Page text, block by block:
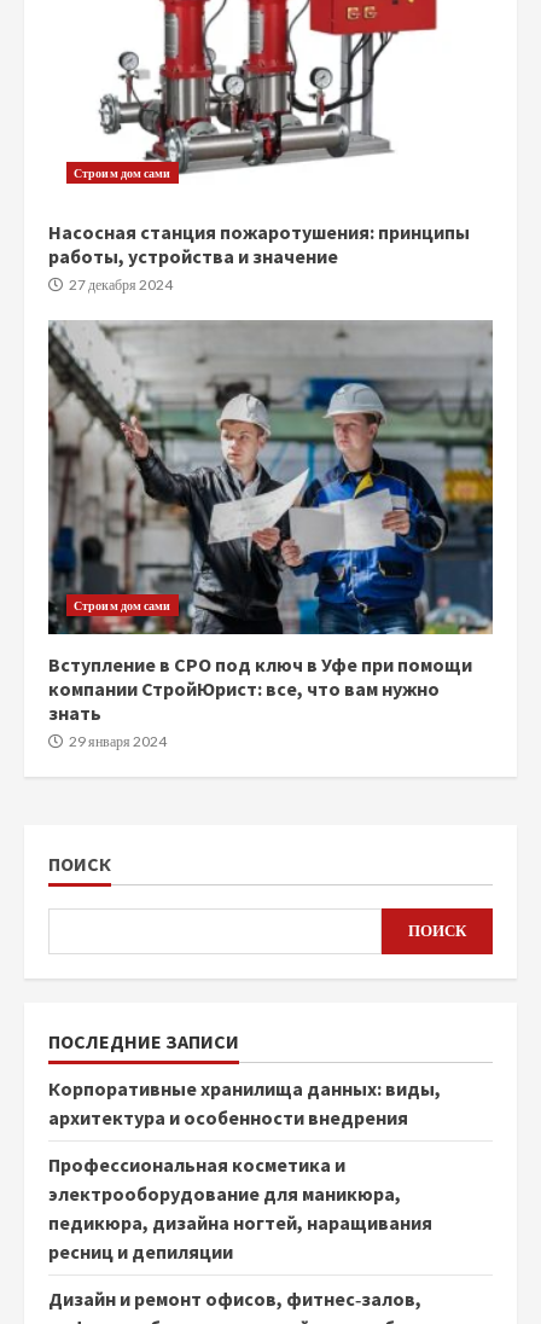
Строим дом сами
Насосная станция пожаротушения: принципы
работы, устройства и значение
27 декабря 2024
Строим дом сами
Вступление в СРО под ключ в Уфе при помощи
компании СтройЮрист: все, что вам нужно
знать
29 января 2024
ПОИСК
ПОИСК
ПОСЛЕДНИЕ ЗАПИСИ
Корпоративные хранилища данных: виды,
архитектура и особенности внедрения
Профессиональная косметика и
электрооборудование для маникюра,
педикюра, дизайна ногтей, наращивания
ресниц и депиляции
Дизайн и ремонт офисов, фитнес‑залов,